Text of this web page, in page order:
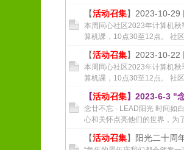
【活动召集】2023-10-29
本周同心社区2023年计算机
算机课，10点30至12点。 社
【活动召集】2023-10-22
本周同心社区2023年计算机
算机课，10点30至12点。 社
【活动召集】2023-6-3 "
念廿不忘 · LEAD阳光 时间如
心和关怀点亮他们的世界，为
【活动召集】阳光二十周